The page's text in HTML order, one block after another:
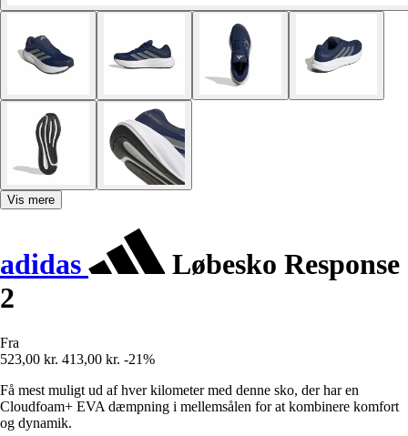
Vis mere
adidas
Løbesko Response
2
Fra
523,00 kr. 413,00 kr. -21%
Få mest muligt ud af hver kilometer med denne sko, der har en
Cloudfoam+ EVA dæmpning i mellemsålen for at kombinere komfort
og dynamik.